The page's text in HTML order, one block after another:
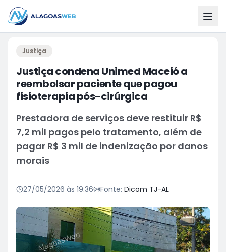
Justiça
Justiça condena Unimed Maceió a
reembolsar paciente que pagou
fisioterapia pós-cirúrgica
Prestadora de serviços deve restituir R$
7,2 mil pagos pelo tratamento, além de
pagar R$ 3 mil de indenização por danos
morais
27/05/2026 às 19:36 Fonte: Dicom TJ-AL